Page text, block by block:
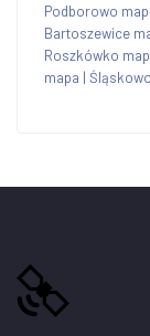
Podborowo
Bartoszewice
Roszkówko
mapa |